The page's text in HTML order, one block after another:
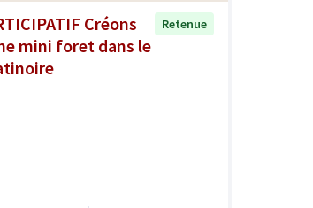
Créons
mini foret dans le
Retenue